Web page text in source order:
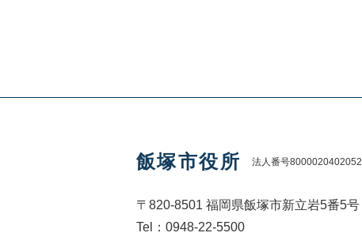
飯塚市役所 法人番号8000020402052
〒820-8501 福岡県飯塚市新立岩5番5号
Tel：0948-22-5500